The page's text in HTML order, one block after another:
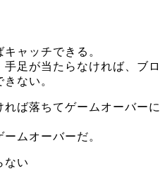
ャッチできる。
足が当たらなければ、ブロ
ない。
ば落ちてゲームオーバーに
ムオーバーだ。
ない